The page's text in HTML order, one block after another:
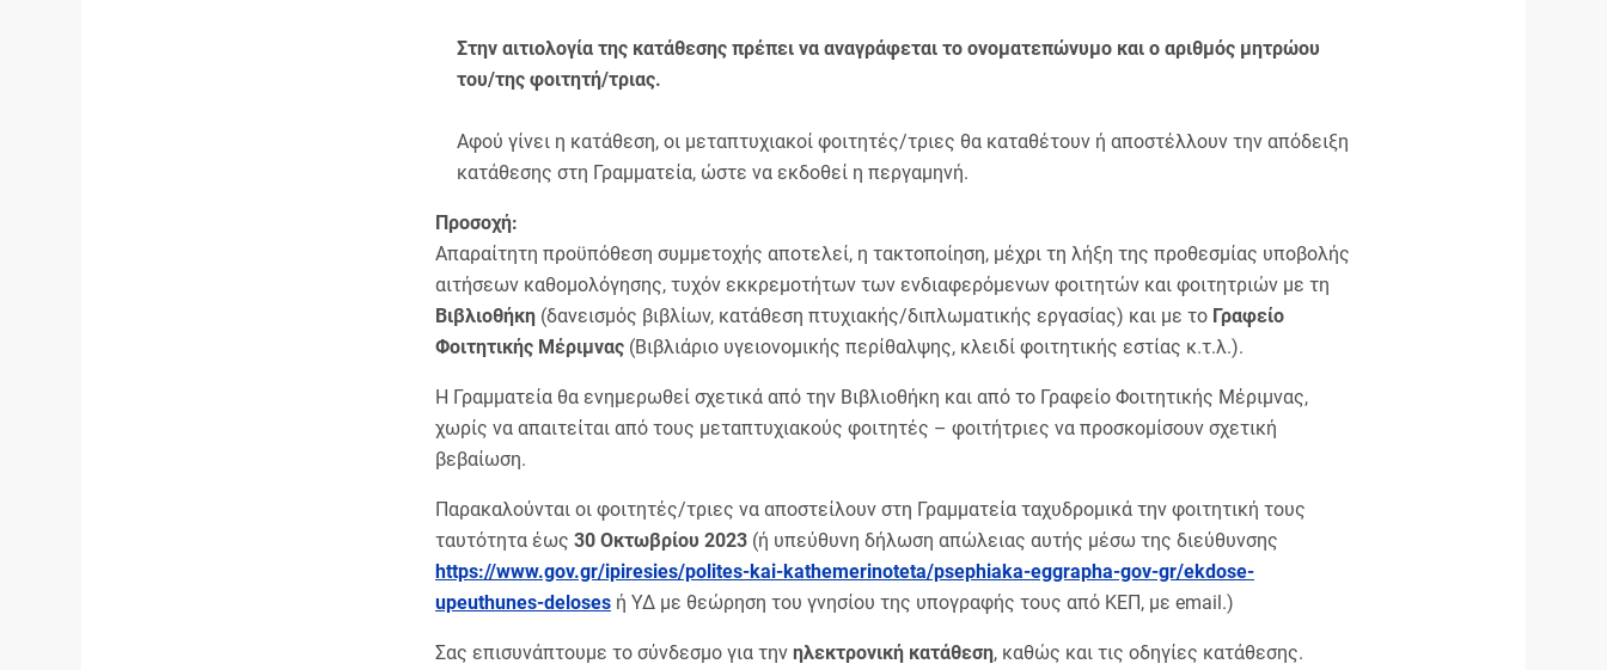
Στην αιτιολογία της κατάθεσης πρέπει να αναγράφεται το ονοματεπώνυμο και ο αριθμός μητρώου
του/της φοιτητή/τριας.
Αφού γίνει η κατάθεση, οι μεταπτυχιακοί φοιτητές/τριες θα καταθέτουν ή αποστέλλουν την απόδειξη
κατάθεσης στη Γραμματεία, ώστε να εκδοθεί η περγαμηνή.
Προσοχή:
Απαραίτητη προϋπόθεση συμμετοχής αποτελεί, η τακτοποίηση, μέχρι τη λήξη της προθεσμίας υποβολής
αιτήσεων καθομολόγησης, τυχόν εκκρεμοτήτων των ενδιαφερόμενων φοιτητών και φοιτητριών με τη
Βιβλιοθήκη (δανεισμός βιβλίων, κατάθεση πτυχιακής/διπλωματικής εργασίας) και με το Γραφείο
Φοιτητικής Μέριμνας (Βιβλιάριο υγειονομικής περίθαλψης, κλειδί φοιτητικής εστίας κ.τ.λ.).
Η Γραμματεία θα ενημερωθεί σχετικά από την Βιβλιοθήκη και από το Γραφείο Φοιτητικής Μέριμνας,
χωρίς να απαιτείται από τους μεταπτυχιακούς φοιτητές – φοιτήτριες να προσκομίσουν σχετική
βεβαίωση.
Παρακαλούνται οι φοιτητές/τριες να αποστείλουν στη Γραμματεία ταχυδρομικά την φοιτητική τους
ταυτότητα έως 30 Οκτωβρίου 2023 (ή υπεύθυνη δήλωση απώλειας αυτής μέσω της διεύθυνσης
https://www.gov.gr/ipiresies/polites-kai-kathemerinoteta/psephiaka-eggrapha-gov-gr/ekdose-
upeuthunes-deloses ή ΥΔ με θεώρηση του γνησίου της υπογραφής τους από ΚΕΠ, με email.)
Σας επισυνάπτουμε το σύνδεσμο για την ηλεκτρονική κατάθεση, καθώς και τις οδηγίες κατάθεσης.